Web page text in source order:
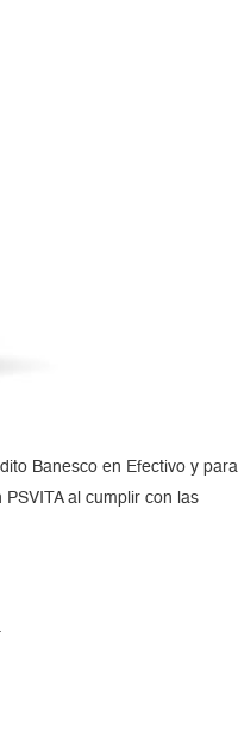
Banesco en Efectivo y para
al cumplir con las